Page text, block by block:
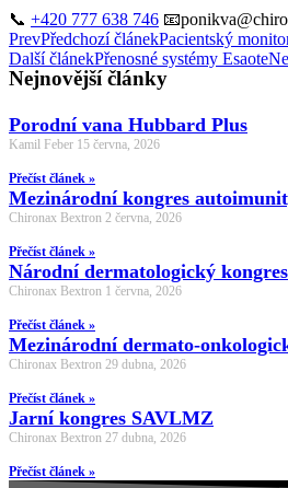
📞 +420 777 638 746
PrevPředchozí článekPacientský
Další článekPřenosné systémy Esaote
Nejnovější články
Porodní vana Hubbard Plus
Kamil Feber 15 června, 2026
Přečíst článek »
Mezinárodní kongres
Chironax Bextron 2 června, 2026
Přečíst článek »
Národní dermatologický kongres
Chironax Bextron 1 června, 2026
Přečíst článek »
Mezinárodní dermato-
Chironax Bextron 29 dubna, 2026
Přečíst článek »
Jarní kongres SAVLMZ
Chironax Bextron 27 dubna, 2026
Přečíst článek »